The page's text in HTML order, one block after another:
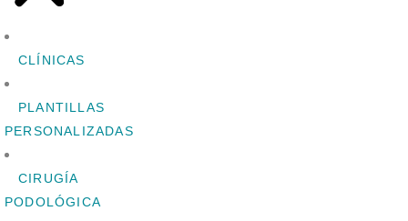
CLÍNICAS
PLANTILLAS
PERSONALIZADAS
CIRUGÍA
PODOLÓGICA